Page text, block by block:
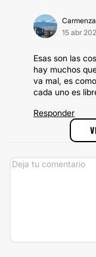
Carmenza
15 abr
Esas son las
hay muchos
va mal, es
cada uno es
Responder